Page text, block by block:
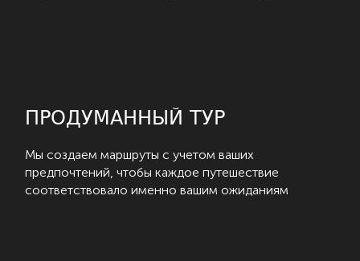
ПРОДУМАННЫЙ ТУР
Мы создаем маршруты с учетом ваших
предпочтений, чтобы каждое путешествие
соответствовало именно вашим ожиданиям